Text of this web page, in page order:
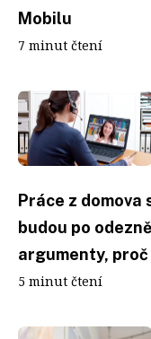
Mobilu
7 minut čtení
Práce z domova
budou po
argumenty,
5 minut čtení